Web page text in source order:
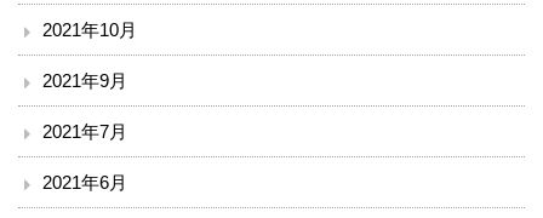
2021年10月
2021年9月
2021年7月
2021年6月